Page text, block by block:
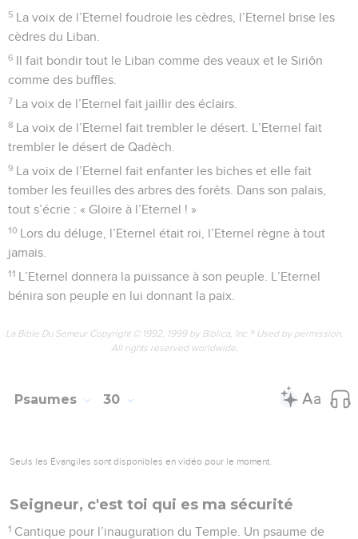
5 La voix de l’Eternel foudroie les cèdres, l’Eternel brise les
cèdres du Liban.
6 Il fait bondir tout le Liban comme des veaux et le Siriôn
comme des buffles.
7 La voix de l’Eternel fait jaillir des éclairs.
8 La voix de l’Eternel fait trembler le désert. L’Eternel fait
trembler le désert de Qadèch.
9 La voix de l’Eternel fait enfanter les biches et elle fait
tomber les feuilles des arbres des forêts. Dans son palais,
tout s’écrie : « Gloire à l’Eternel ! »
10 Lors du déluge, l’Eternel était roi, l’Eternel règne à tout
jamais.
11 L’Eternel donnera la puissance à son peuple. L’Eternel
bénira son peuple en lui donnant la paix.
La Bible Du Semeur Copyright © 1992, 1999 by Biblica, Inc.® Used by permission.
All rights reserved worldwide.
Psaumes 30
Seuls les Évangiles sont disponibles en vidéo pour le moment.
Seigneur, c'est toi qui es ma sécurité
1 Cantique pour l’inauguration du Temple. Un psaume de